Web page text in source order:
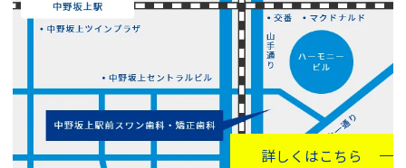
詳しくはこちら